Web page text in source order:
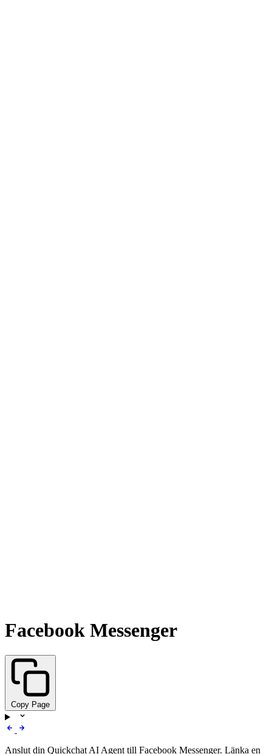
Facebook Messenger
Copy Page
Anslut din Quickchat AI Agent till Facebook Messenger. Länka en